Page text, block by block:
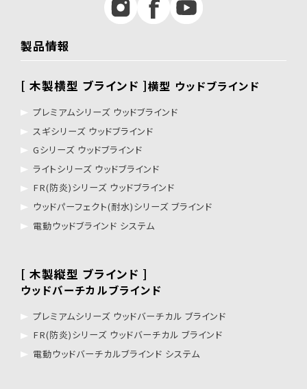
製品情報
[ 木製横型 ブラインド ]横型 ウッドブラインド
プレミアムシリーズ ウッドブラインド
スギシリーズ ウッドブラインド
Gシリーズ ウッドブラインド
ライトシリーズ ウッドブラインド
FR(防炎)シリーズ ウッドブラインド
ウッドパーフェクト(耐水)シリーズ ブラインド
電動ウッドブラインド システム
[ 木製縦型 ブラインド ]
ウッドバーチカルブラインド
プレミアムシリーズ ウッドバーチカル ブラインド
FR(防炎)シリーズ ウッドバーチカル ブラインド
電動ウッドバーチカルブラインド システム